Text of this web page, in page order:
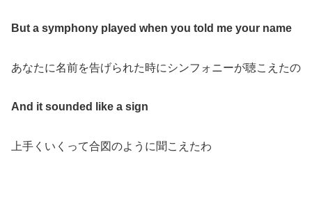
But a symphony played when you told me your name
あなたに名前を告げられた時にシンフォニーが聴こえたの
And it sounded like a sign
上手くいくって合図のように聞こえたわ